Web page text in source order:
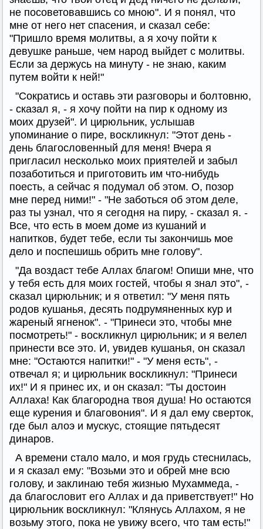
не посоветовавшись со мною". И я понял, что
мне от него нет спасения, и сказал себе:
"Пришло время молитвы, а я хочу пойти к
девушке раньше, чем народ выйдет с молитвы.
Если за держусь на минуту - не знаю, каким
путем войти к ней!"
"Сократись и оставь эти разговоры и болтовню,
- сказал я, - я хочу пойти на пир к одному из
моих друзей". И цирюльник, услышав
упоминание о пире, воскликнул: "Этот день -
день благословенный для меня! Вчера я
пригласил несколько моих приятелей и забыл
позаботиться и приготовить им что-нибудь
поесть, а сейчас я подумал об этом. О, позор
мне перед ними!" - "Не заботься об этом деле,
раз ты узнал, что я сегодня на пиру, - сказал я. -
Все, что есть в моем доме из кушаний и
напитков, будет тебе, если ты закончишь мое
дело и поспешишь обрить мне голову".
"Да воздаст тебе Аллах благом! Опиши мне, что
у тебя есть для моих гостей, чтобы я знал это", -
сказал цирюльник; и я ответил: "У меня пять
родов кушанья, десять подрумяненных кур и
жареный ягненок". - "Принеси это, чтобы мне
посмотреть!" - воскликнул цирюльник; и я велел
принести все это. И, увидев кушанья, он сказал
мне: "Остаются напитки!" - "У меня есть", -
отвечал я; и цирюльник воскликнул: "Принеси
их!" И я принес их, и он сказал: "Ты достоин
Аллаха! Как благородна твоя душа! Но остаются
еще курения и благовония". И я дал ему сверток,
где был алоэ и мускус, стоящие пятьдесят
динаров.
А времени стало мало, и моя грудь стеснилась,
и я сказал ему: "Возьми это и обрей мне всю
голову, и заклинаю тебя жизнью Мухаммеда, -
да благословит его Аллах и да приветствует!" Но
цирюльник воскликнул: "Клянусь Аллахом, я не
возьму этого, пока не увижу всего, что там есть!"